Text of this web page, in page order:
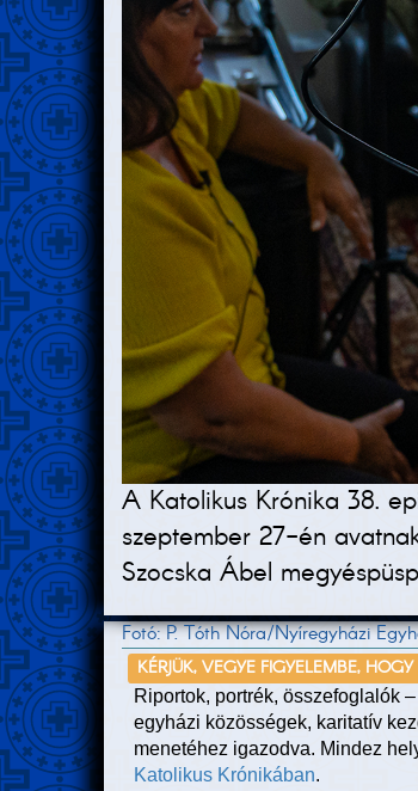
A Katolikus Krónika 38.
szeptember 27-én
Szocska Ábel
Fotó: P. Tóth Nóra/Nyíregyházi
KÉRJÜK, VEGYE FIGYELEMBE,
Riportok, portrék, összefoglalók
egyházi közösségek, karitatív
menetéhez igazodva. Mindez
Katolikus Krónikában.